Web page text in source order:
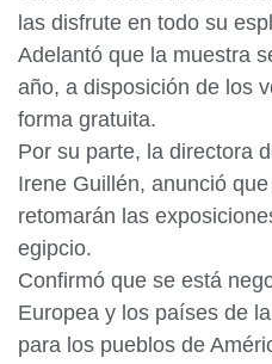
las disfrute en todo su
Adelantó que la muestra
año, a disposición de los
forma gratuita.
Por su parte, la directora
Irene Guillén, anunció
retomarán las
egipcio.
Confirmó que se está
Europea y los países de
para los pueblos de